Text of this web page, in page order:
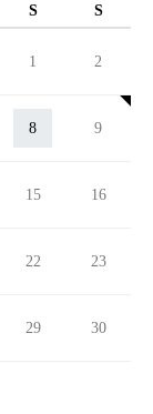
S S
1 2
8 9
15 16
22 23
29 30